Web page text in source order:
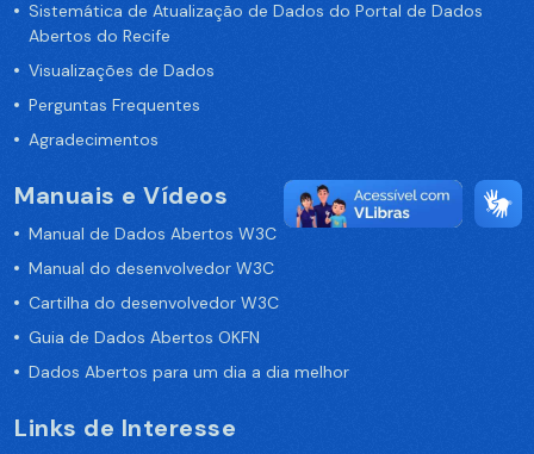
Sistemática de Atualização de Dados do Portal de Dados
Abertos do Recife
Visualizações de Dados
Perguntas Frequentes
Agradecimentos
Manuais e Vídeos
Manual de Dados Abertos W3C
Manual do desenvolvedor W3C
Cartilha do desenvolvedor W3C
Guia de Dados Abertos OKFN
Dados Abertos para um dia a dia melhor
Links de Interesse